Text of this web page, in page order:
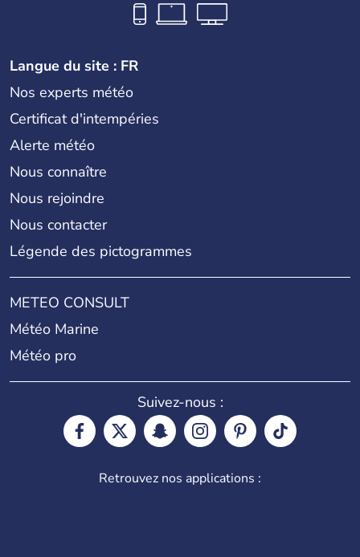
Langue du site : FR
Nos experts météo
Certificat d'intempéries
Alerte météo
Nous connaître
Nous rejoindre
Nous contacter
Légende des pictogrammes
METEO CONSULT
Météo Marine
Météo pro
Suivez-nous :
Retrouvez nos applications :